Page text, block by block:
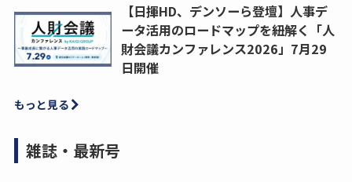
【日揮HD、デンソーら登壇】人事デ
ータ活用のロードマップを紐解く「人
財会議カンファレンス2026」7月29
日開催
もっと見る
雑誌・最新号